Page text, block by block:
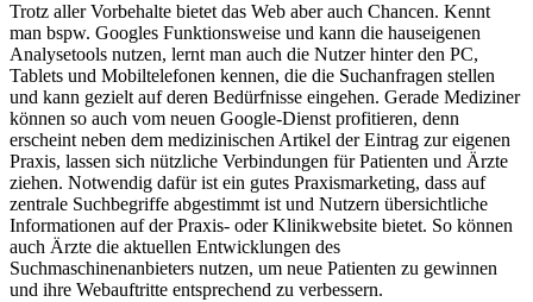
Trotz aller Vorbehalte bietet das Web aber auch Chancen. Kennt
man bspw. Googles Funktionsweise und kann die hauseigenen
Analysetools nutzen, lernt man auch die Nutzer hinter den PC,
Tablets und Mobiltelefonen kennen, die die Suchanfragen stellen
und kann gezielt auf deren Bedürfnisse eingehen. Gerade Mediziner
können so auch vom neuen Google-Dienst profitieren, denn
erscheint neben dem medizinischen Artikel der Eintrag zur eigenen
Praxis, lassen sich nützliche Verbindungen für Patienten und Ärzte
ziehen. Notwendig dafür ist ein gutes Praxismarketing, dass auf
zentrale Suchbegriffe abgestimmt ist und Nutzern übersichtliche
Informationen auf der Praxis- oder Klinikwebsite bietet. So können
auch Ärzte die aktuellen Entwicklungen des
Suchmaschinenanbieters nutzen, um neue Patienten zu gewinnen
und ihre Webauftritte entsprechend zu verbessern.